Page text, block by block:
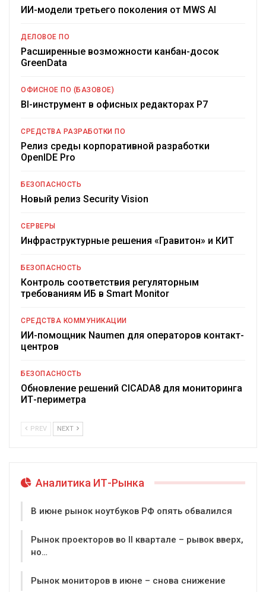
ИИ-модели третьего поколения от MWS AI
ДЕЛОВОЕ ПО
Расширенные возможности канбан-досок
GreenData
ОФИСНОЕ ПО (БАЗОВОЕ)
BI-инструмент в офисных редакторах Р7
СРЕДСТВА РАЗРАБОТКИ ПО
Релиз среды корпоративной разработки
OpenIDE Pro
БЕЗОПАСНОСТЬ
Новый релиз Security Vision
СЕРВЕРЫ
Инфраструктурные решения «Гравитон» и КИТ
БЕЗОПАСНОСТЬ
Контроль соответствия регуляторным
требованиям ИБ в Smart Monitor
СРЕДСТВА КОММУНИКАЦИИ
ИИ-помощник Naumen для операторов контакт-
центров
БЕЗОПАСНОСТЬ
Обновление решений CICADA8 для мониторинга
ИТ-периметра
PREV NEXT
Аналитика ИТ-Рынка
В июне рынок ноутбуков РФ опять обвалился
Рынок проекторов во II квартале – рывок вверх,
но…
Рынок мониторов в июне – снова снижение